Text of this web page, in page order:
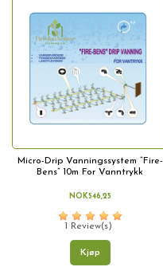
Micro-Drip Vanningssystem “Fire-
Bens” 10m For Vanntrykk
NOK546,25
1 Review(s)
Kjøp